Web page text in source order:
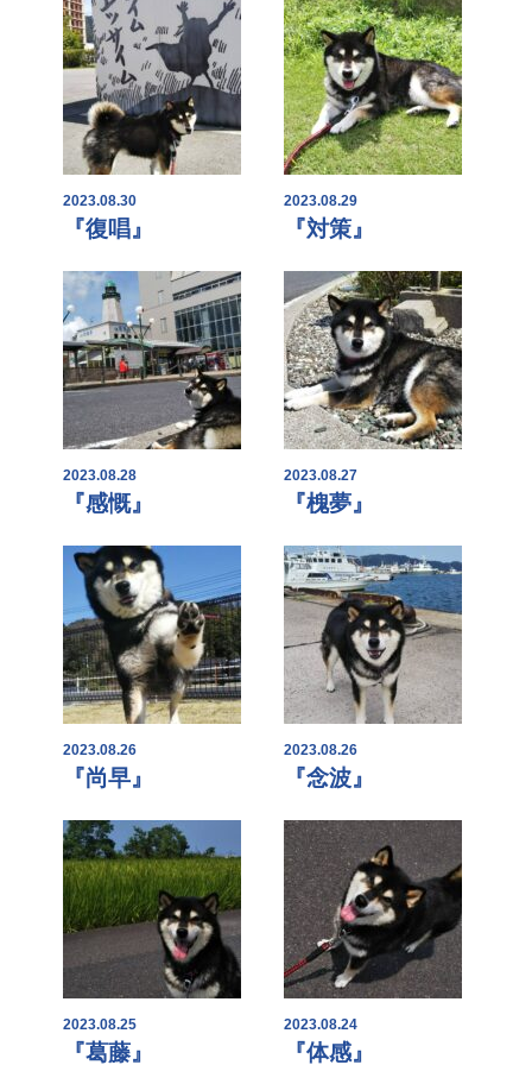
2023.08.30
『復唱』
2023.08.29
『対策』
2023.08.28
『感慨』
2023.08.27
『槐夢』
2023.08.26
『尚早』
2023.08.26
『念波』
2023.08.25
『葛藤』
2023.08.24
『体感』